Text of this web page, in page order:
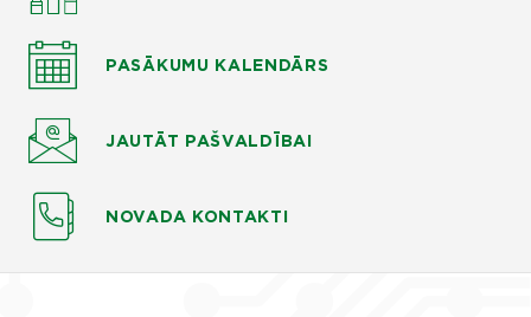
PASĀKUMU KALENDĀRS
JAUTĀT PAŠVALDĪBAI
NOVADA KONTAKTI